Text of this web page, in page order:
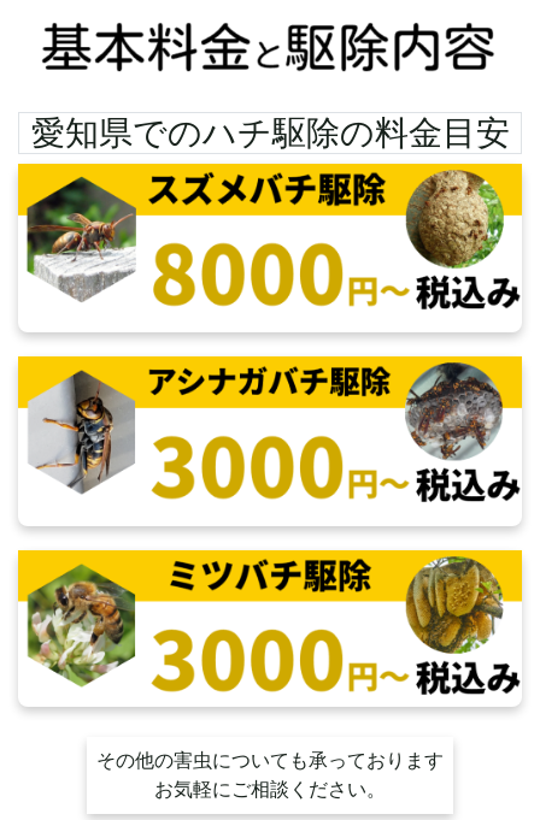
愛知県でのハチ駆除の料金目安
その他の害虫についても承っております
お気軽にご相談ください。